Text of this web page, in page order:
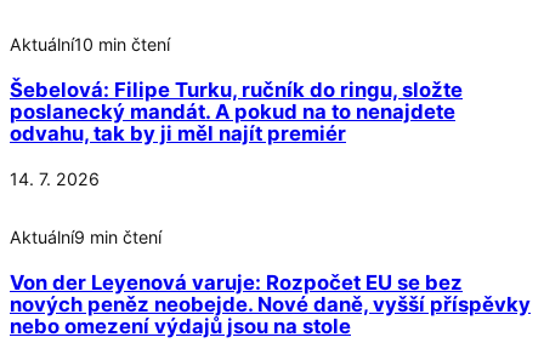
Aktuální10 min čtení
Šebelová: Filipe Turku, ručník do ringu, složte
poslanecký mandát. A pokud na to nenajdete
odvahu, tak by ji měl najít premiér
14. 7. 2026
Aktuální9 min čtení
Von der Leyenová varuje: Rozpočet EU se bez
nových peněz neobejde. Nové daně, vyšší příspěvky
nebo omezení výdajů jsou na stole